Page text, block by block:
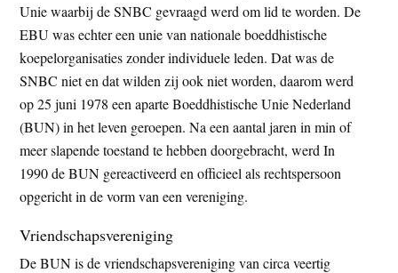
Unie waarbij de SNBC gevraagd werd om lid te worden. De
EBU was echter een unie van nationale boeddhistische
koepelorganisaties zonder individuele leden. Dat was de
SNBC niet en dat wilden zij ook niet worden, daarom werd
op 25 juni 1978 een aparte Boeddhistische Unie Nederland
(BUN) in het leven geroepen. Na een aantal jaren in min of
meer slapende toestand te hebben doorgebracht, werd In
1990 de BUN gereactiveerd en officieel als rechtspersoon
opgericht in de vorm van een vereniging.
Vriendschapsvereniging
De BUN is de vriendschapsvereniging van circa veertig